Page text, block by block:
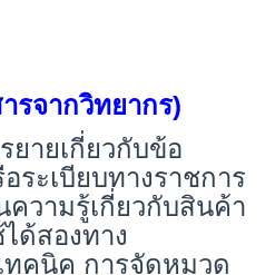
รจากวิทยากร)
ายเกี่ยวกับข้อ
ะเบียบทางราชการ
วามรู้เกี่ยวกับสินค้า
ด้สองทาง
ทคนิค การจัดหมวด